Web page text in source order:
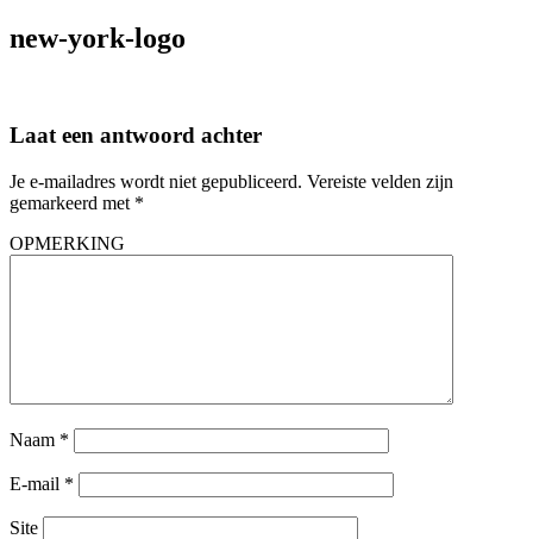
new-york-logo
Laat een antwoord achter
Je e-mailadres wordt niet gepubliceerd. Vereiste velden zijn
gemarkeerd met *
OPMERKING
Naam *
E-mail *
Site